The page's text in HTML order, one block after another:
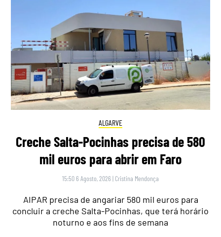
ALGARVE
Creche Salta-Pocinhas precisa de 580
mil euros para abrir em Faro
15:50 6 Agosto, 2026 | Cristina Mendonça
AIPAR precisa de angariar 580 mil euros para
concluir a creche Salta-Pocinhas, que terá horário
noturno e aos fins de semana